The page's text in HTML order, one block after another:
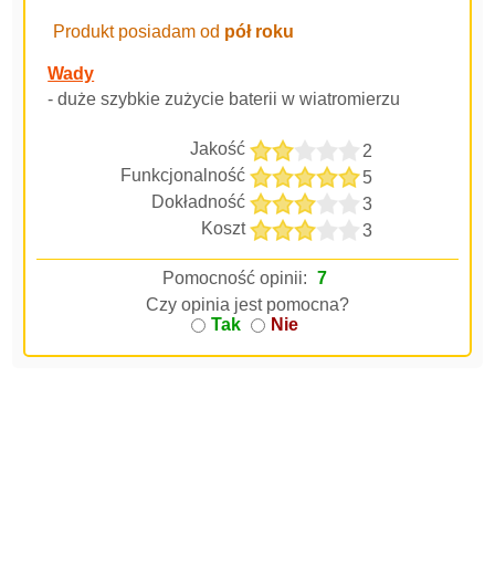
Produkt posiadam od pół roku
Wady
- duże szybkie zużycie baterii w wiatromierzu
Jakość
2
Funkcjonalność
5
Dokładność
3
Koszt
3
Pomocność opinii: 7
Czy opinia jest pomocna?
Tak
Nie